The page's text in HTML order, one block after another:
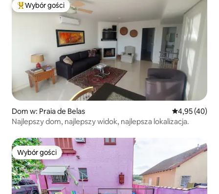
Najpopularniejsze z kategorii Wybór gości
Wybór gości
Dom w: Praia de Belas Średnia
4,95 (40)
Najlepszy dom, najlepszy widok, najlepsza lokalizacja.
Wybór gości
Wybór gości